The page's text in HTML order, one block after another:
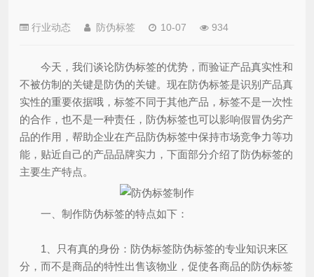
行业动态 防伪标签 10-07 934
今天，我们谈论防伪标签的优势，而验证产品真实性和
不被仿制的关键是防伪的关键。现在防伪标签是识别产品真
实性的重要依据哦，标签不同于其他产品，标签不是一次性
的合作，也不是一种责任，防伪标签也可以影响假冒伪劣产
品的作用，帮助企业在产品防伪标签中保持市场竞争力等功
能，贴近自己的产品品牌实力，下面部分介绍了防伪标签的
主要生产特点。
一、制作防伪标签的特点如下：
1、只有真的身份：防伪标签防伪标签的专业知识来区
分，而不是商品的特性出售该物业，促使各商品的防伪标签